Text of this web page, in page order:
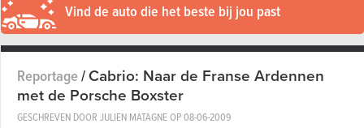
Vind de auto die het beste bij jou past
Reportage/Cabrio: Naar de Franse Ardennen
met de Porsche Boxster
GESCHREVEN DOOR JULIEN MATAGNE OP08-06-2009